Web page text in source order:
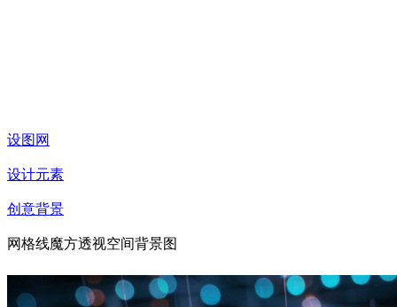
设图网
设计元素
创意背景
网格线魔方透视空间背景图